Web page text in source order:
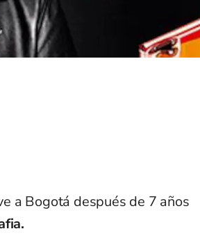
a Bogotá después de 7 años